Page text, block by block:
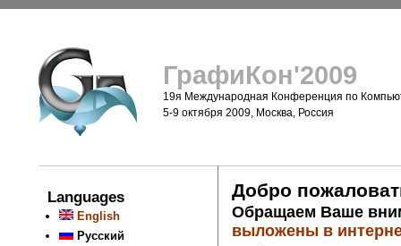
ГрафиКон'2009
19я Международная Конференция по
5-9 октября 2009, Москва, Россия
Languages
English
Русский
Добро
Обращаем Ваше
выложены в